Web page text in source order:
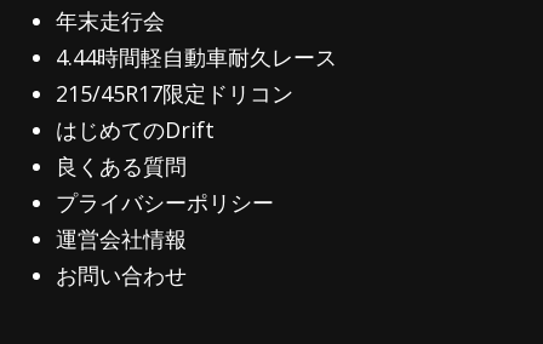
年末走行会
4.44時間軽自動車耐久レース
215/45R17限定ドリコン
はじめてのDrift
良くある質問
プライバシーポリシー
運営会社情報
お問い合わせ